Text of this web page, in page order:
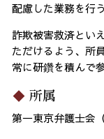
配慮した業務を行
詐欺被害救済とい
ただけるよう、所
常に研鑽を積んで
所属
第一東京弁護士会